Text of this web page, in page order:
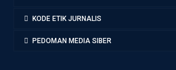
KODE ETIK JURNALIS
PEDOMAN MEDIA SIBER